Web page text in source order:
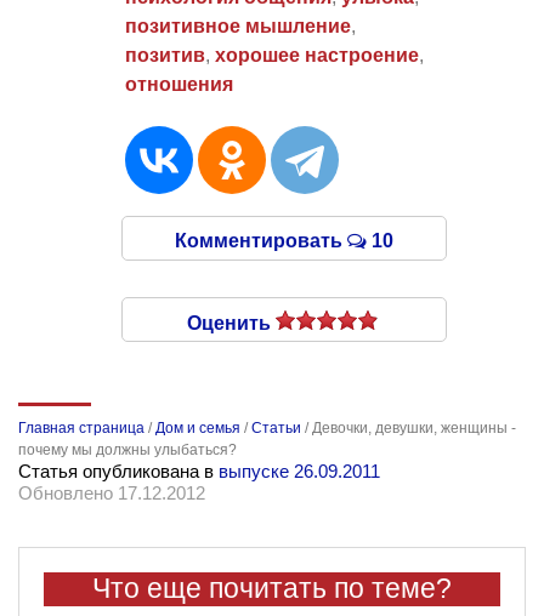
позитивное мышление,
позитив, хорошее настроение,
отношения
Комментировать 10
Оценить
Главная страница /Дом и семья /Статьи /Девочки, девушки, женщины -
почему мы должны улыбаться?
Статья опубликована в выпуске 26.09.2011
Обновлено 17.12.2012
Что еще почитать по теме?